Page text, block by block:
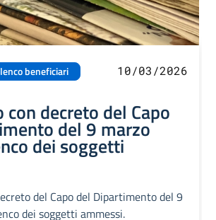
beneficiari 10/03/2026
decreto del Capo
del 9 marzo
dei soggetti
del Capo del Dipartimento del 9
dei soggetti ammessi.